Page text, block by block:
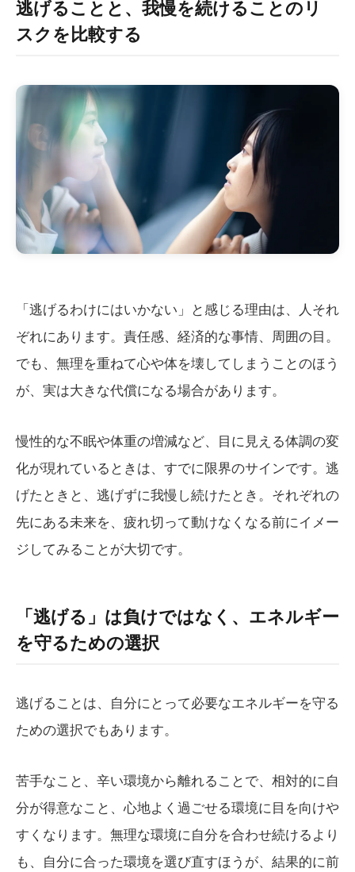
逃げることと、我慢を続けることのリ
スクを比較する
「逃げるわけにはいかない」と感じる理由は、人それ
ぞれにあります。責任感、経済的な事情、周囲の目。
でも、無理を重ねて心や体を壊してしまうことのほう
が、実は大きな代償になる場合があります。
慢性的な不眠や体重の増減など、目に見える体調の変
化が現れているときは、すでに限界のサインです。逃
げたときと、逃げずに我慢し続けたとき。それぞれの
先にある未来を、疲れ切って動けなくなる前にイメー
ジしてみることが大切です。
「逃げる」は負けではなく、エネルギー
を守るための選択
逃げることは、自分にとって必要なエネルギーを守る
ための選択でもあります。
苦手なこと、辛い環境から離れることで、相対的に自
分が得意なこと、心地よく過ごせる環境に目を向けや
すくなります。無理な環境に自分を合わせ続けるより
も、自分に合った環境を選び直すほうが、結果的に前